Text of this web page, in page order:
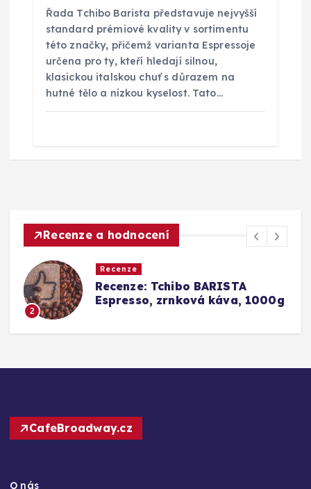
Řada Tchibo Barista představuje nejvyšší
standard prémiové kvality v sortimentu
této značky, přičemž varianta Espressoje
určena pro ty, kteří hledají silnou,
klasickou italskou chuť s důrazem na
hutné tělo a nízkou kyselost. Tato…
Recenze a hodnocení
2
Recenze
Recenze: Tchibo BARISTA
Espresso, zrnková káva, 1000g
CafeBroadway.cz
O nás